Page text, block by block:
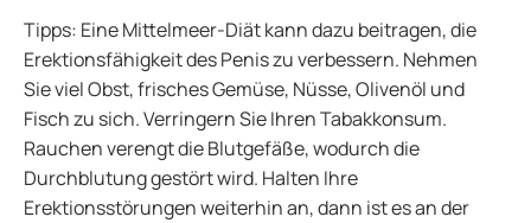
Tipps: Eine Mittelmeer-Diät kann dazu beitragen, die
Erektionsfähigkeit des Penis zu verbessern. Nehmen
Sie viel Obst, frisches Gemüse, Nüsse, Olivenöl und
Fisch zu sich. Verringern Sie Ihren Tabakkonsum.
Rauchen verengt die Blutgefäße, wodurch die
Durchblutung gestört wird. Halten Ihre
Erektionsstörungen weiterhin an, dann ist es an der